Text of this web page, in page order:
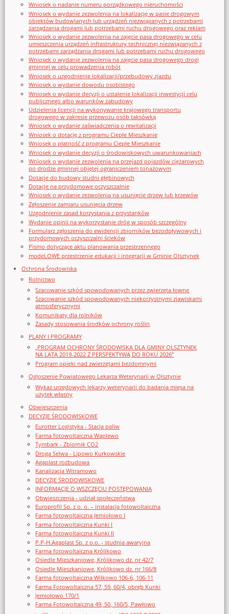
Wniosek o nadanie numeru porządkowego nieruchomości
Wniosek o wydanie zezwolenia na lokalizację w pasie drogowym
obiektów budowlanych lub urządzeń niezwiązanych z potrzebami
zarządzania drogami lub potrzebami ruchu drogowego oraz reklam
Wniosek o wydanie zezwolenia na zajęcie pasa drogowego w celu
umieszczenia urządzeń infrastruktury technicznej niezwiązanych z
potrzebami zarządzania drogami lub potrzebami ruchu drogowego
Wniosek o wydanie zezwolenia na zajęcie pasa drogowego drogi
gminnej w celu prowadzenia robót
Wniosek o uzgodnienie lokalizacji/przebudowy zjazdu
Wniosek o wydanie dowodu osobistego
Wniosek o wydanie decyzji o ustalenie lokalizacji inwestycji celu
publicznego albo warunków zabudowy
Udzielenia licencji na wykonywanie krajowego transportu
drogowego w zakresie przewozu osób taksówką
Wniosek o wydanie zaświadczenia o rewitalizacji
Wniosek o dotację z programu Ciepłe Mieszkanie
Wniosek o płatność z programu Ciepłe Mieszkanie
Wniosek o wydanie decyzji o środowiskowych uwarunkowaniach
Wniosek o wydanie zezwolenia na przejazd pojazdów ciężarowych
po drodze gminnej objętej ograniczeniem tonażowym
Dotacje do budowy studni głębinowych
Dotacje na przydomowe oczyszczalnie
Wniosek o wydanie zezwolenia na usunięcie drzew lub krzewów
Zgłoszenie zamiaru usunięcia drzew
Uzgodnienie zasad korzystania z przystanków
Wydanie opinii na wykorzystanie dróg w sposób szczególny
Formularz zgłoszenia do ewidencji zbiorników bezodpływowych i
przydomowych oczyszczalni ścieków
Pismo dotyczące aktu planowania przestrzennego
modeLOWE przestrzenie edukacji i integracji w Gminie Olsztynek
Ochrona Środowiska
Rolnictwo
Szacowanie szkód spowodowanych przez zwierzęta łowne
Szacowanie szkód spowodowanych niekorzystnymi zjawiskami
atmosferycznymi
Komunikaty dla rolników
Zasady stosowania środków ochrony roślin
PLANY I PROGRAMY
„PROGRAM OCHRONY ŚRODOWISKA DLA GMINY OLSZTYNEK
NA LATA 2019-2022 Z PERSPEKTYWĄ DO ROKU 2026”
Program opieki nad zwierzętami bezdomnymi
Ogloszenie Powiatowego Lekarza Weterynarii w Olsztynie
Wykaz urzędowych lekarzy weterynarii do badania mięsa na
użytek własny
Obwieszczenia
DECYZJE ŚRODOWISKOWE
Eurotter Logistyka - Stacja paliw
Farma fotowoltaiczna Waplewo
Tymbark - Zbiornik CO2
Droga Selwa - Lipowo Kurkowskie
Agaplast rozbudowa
Kanalizacja Witramowo
DECYZJE ŚRODOWISKOWE
INFORMACJE O WSZCZĘCIU POSTĘPOWANIA
Obwieszczenia - udział społeczeństwa
Europrofil Sp. z o. o. – instalacja fotowoltaiczna
Farma fotowoltaiczna Jemiołowo I
Farma fotowoltaiczna Kunki I
Farma fotowoltaiczna Kunki II
P.P-H.Agaplast Sp. z o.o. - studnia awaryjna
Farma fotowoltaiczna Królikowo
Osiedle Mieszkaniowe, Królikowo dz. nr 42/7
Osiedle Mieszkaniowe, Królikowo dz. nr 166/8
Farma fotowoltaiczna Wilkowo 106-6, 106-11
Farma Fotowoltaiczna 57, 59, 60/4, obręb Kunki
Jemiołowo 170/1
Farma Fotowoltaiczna 49, 50, 160/5, Pawłowo